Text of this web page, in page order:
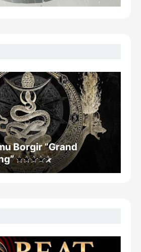
Borgir “Grand